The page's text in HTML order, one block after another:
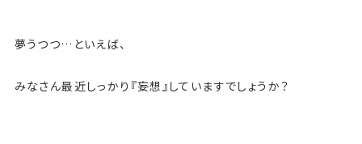
夢うつつ…といえば、
みなさん最近しっかり『妄想』していますでしょうか？